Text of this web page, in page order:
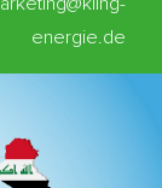
energie.de